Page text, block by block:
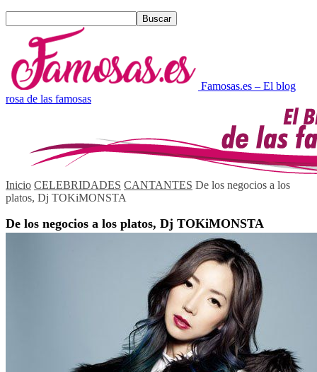
Famosas.es – El blog
rosa de las famosas
Inicio CELEBRIDADES CANTANTES De los negocios a los
platos, Dj TOKiMONSTA
De los negocios a los platos, Dj TOKiMONSTA